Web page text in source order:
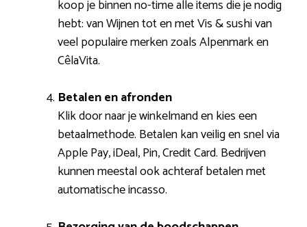
koop je binnen no-time alle items die je nodig
hebt: van Wijnen tot en met Vis & sushi van
veel populaire merken zoals Alpenmark en
CêlaVita.
Betalen en afronden
Klik door naar je winkelmand en kies een
betaalmethode. Betalen kan veilig en snel via
Apple Pay, iDeal, Pin, Credit Card. Bedrijven
kunnen meestal ook achteraf betalen met
automatische incasso.